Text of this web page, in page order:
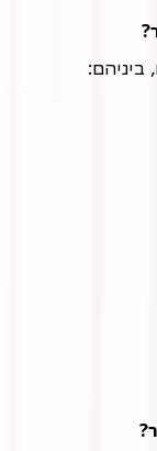
ביניהם: